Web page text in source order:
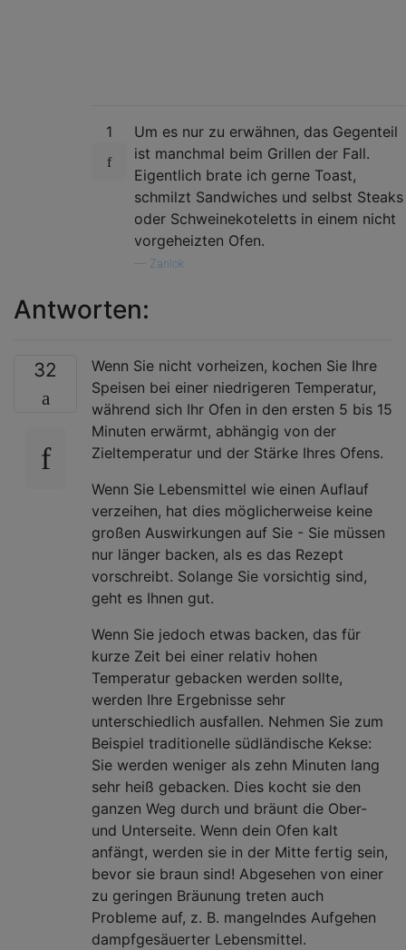
1
Um es nur zu erwähnen, das Gegenteil
ist manchmal beim Grillen der Fall.
Eigentlich brate ich gerne Toast,
schmilzt Sandwiches und selbst Steaks
oder Schweinekoteletts in einem nicht
vorgeheizten Ofen.
Zanlok
Antworten:
32
Wenn Sie nicht vorheizen, kochen Sie Ihre
Speisen bei einer niedrigeren Temperatur,
während sich Ihr Ofen in den ersten 5 bis 15
Minuten erwärmt, abhängig von der
Zieltemperatur und der Stärke Ihres Ofens.
Wenn Sie Lebensmittel wie einen Auflauf
verzeihen, hat dies möglicherweise keine
großen Auswirkungen auf Sie - Sie müssen
nur länger backen, als es das Rezept
vorschreibt. Solange Sie vorsichtig sind,
geht es Ihnen gut.
Wenn Sie jedoch etwas backen, das für
kurze Zeit bei einer relativ hohen
Temperatur gebacken werden sollte,
werden Ihre Ergebnisse sehr
unterschiedlich ausfallen. Nehmen Sie zum
Beispiel traditionelle südländische Kekse:
Sie werden weniger als zehn Minuten lang
sehr heiß gebacken. Dies kocht sie den
ganzen Weg durch und bräunt die Ober-
und Unterseite. Wenn dein Ofen kalt
anfängt, werden sie in der Mitte fertig sein,
bevor sie braun sind! Abgesehen von einer
zu geringen Bräunung treten auch
Probleme auf, z. B. mangelndes Aufgehen
dampfgesäuerter Lebensmittel.